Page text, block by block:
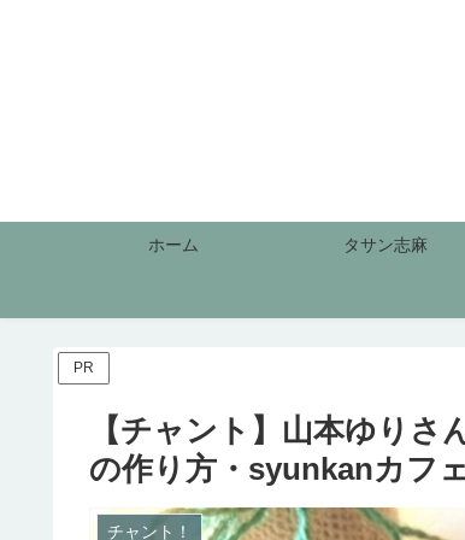
ホーム タサン志麻
PR
【チャント】山本ゆりさ
の作り方・syunkanカフ
チャント！